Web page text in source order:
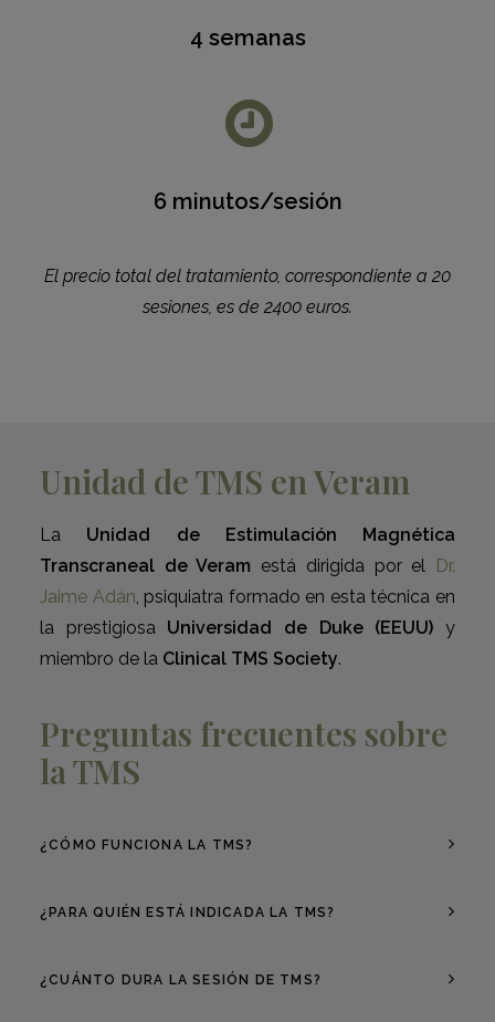
4 semanas
6 minutos/sesión
El precio total del tratamiento, correspondiente a 20
sesiones, es de 2400 euros.
Unidad de TMS en Veram
La Unidad de Estimulación Magnética
Transcraneal de Veram está dirigida por el Dr.
Jaime Adán, psiquiatra formado en esta técnica en
la prestigiosa Universidad de Duke (EEUU) y
miembro de la Clinical TMS Society.
Preguntas frecuentes sobre
la TMS
¿CÓMO FUNCIONA LA TMS?
¿PARA QUIÉN ESTÁ INDICADA LA TMS?
¿CUÁNTO DURA LA SESIÓN DE TMS?